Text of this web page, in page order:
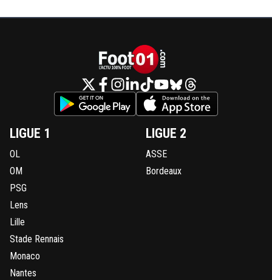
LIGUE 1
OL
OM
PSG
Lens
Lille
Stade Rennais
Monaco
Nantes
LIGUE 2
ASSE
Bordeaux